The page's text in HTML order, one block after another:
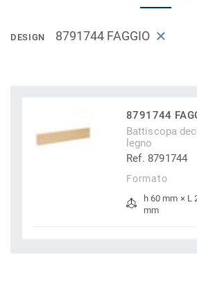
DESIGN 8791744 FAGGIO
8791744
Battiscopa
legno
Ref. 8791744
Formato
h 60 mm × L
mm